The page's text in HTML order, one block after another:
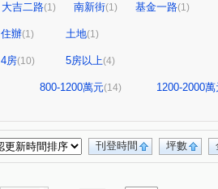
大吉二路(1) 南新街(1) 基金一路(1)
住辦(1) 土地(1)
4房(10) 5房以上(4)
800-1200萬元(14) 1200-2000萬
坪數
刊登時間